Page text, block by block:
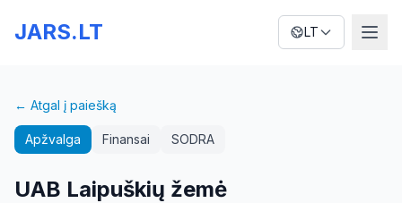
JARS.LT LT
← Atgal į paiešką
Apžvalga Finansai SODRA
UAB Laipuškių žemė